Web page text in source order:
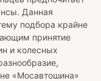
Данная
подбора крайне
принятие
и колесных
«Мосавтошина»